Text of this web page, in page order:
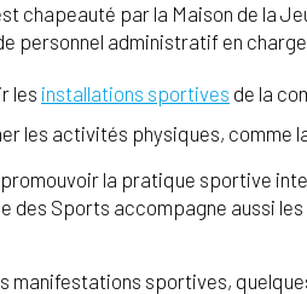
chapeauté par la Maison de la
personnel administratif en
les installations sportives de la
les activités physiques, comme
la pratique sportive
des Sports accompagne aussi les
manifestations sportives,